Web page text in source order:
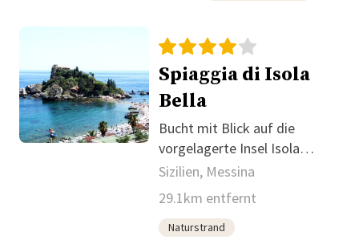
Spiaggia di Isola
Bella
Bucht mit Blick auf die
vorgelagerte Insel Isola
Bella.
Sizilien, Messina
29.1km entfernt
Naturstrand